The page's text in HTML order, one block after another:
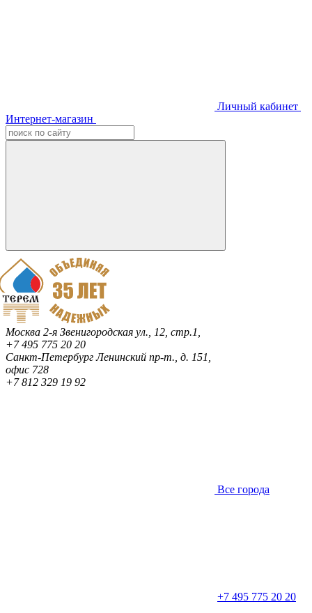
Личный кабинет
Интернет-магазин
Москва 2-я Звенигородская ул., 12, стр.1,
+7 495 775 20 20
Санкт-ПетербургЛенинский пр-т., д. 151,
офис 728
+7 812 329 19 92
Все города
+7 495 775 20 20